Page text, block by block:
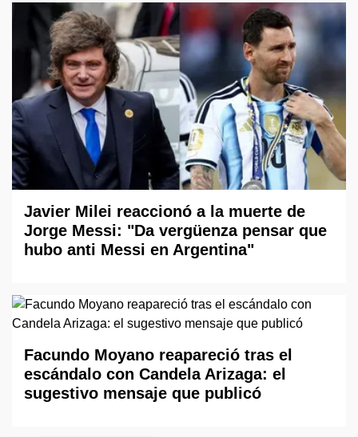
Javier Milei reaccionó a la muerte de
Jorge Messi: "Da vergüenza pensar que
hubo anti Messi en Argentina"
Facundo Moyano reapareció tras el
escándalo con Candela Arizaga: el
sugestivo mensaje que publicó